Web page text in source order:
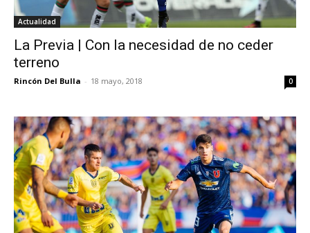
Actualidad
La Previa | Con la necesidad de no ceder
terreno
Rincón Del Bulla - 18 mayo, 2018 0